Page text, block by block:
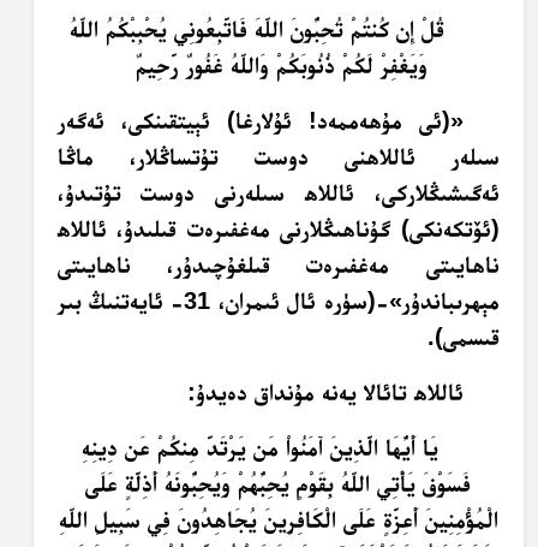
قُلْ إِن كُنتُمْ تُحِبُّونَ اللّهَ فَاتَّبِعُونِي يُحْبِبْكُمُ اللّهُ
وَيَغْفِرْ لَكُمْ ذُنُوبَكُمْ وَاللّهُ غَفُورٌ رَّحِيمٌ
«(ئى مۇھەممەد! ئۇلارغا) ئېيتقىنكى، ئەگەر
سىلەر ئاللاھنى دوست تۇتساڭلار، ماڭا
ئەگىشىڭلاركى، ئاللاھ سىلەرنى دوست تۇتىدۇ،
(ئۆتكەنكى) گۇناھىڭلارنى مەغفىرەت قىلىدۇ، ئاللاھ
ناھايىتى مەغفىرەت قىلغۇچىدۇر، ناھايىتى
مېھرىباندۇر»-(سۈرە ئال ئىمران، 31- ئايەتنىڭ بىر
قىسمى).
ئاللاھ تائالا يەنە مۇنداق دەيدۇ:
يَا أَيُّهَا الَّذِينَ آمَنُواْ مَن يَرْتَدَّ مِنكُمْ عَن دِينِهِ
فَسَوْفَ يَأْتِي اللّهُ بِقَوْمٍ يُحِبُّهُمْ وَيُحِبُّونَهُ أَذِلَّةٍ عَلَى
الْمُؤْمِنِينَ أَعِزَّةٍ عَلَى الْكَافِرِينَ يُجَاهِدُونَ فِي سَبِيلِ اللّهِ